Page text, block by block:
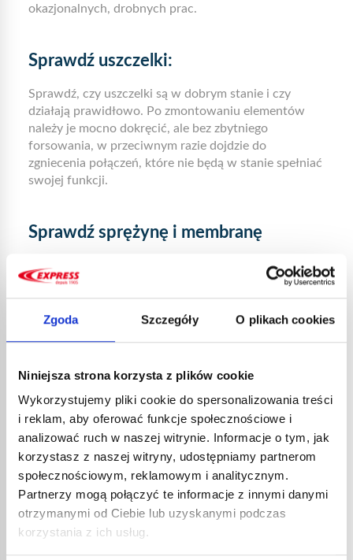
Zgoda Szczegóły O plikach cookies
Niniejsza strona korzysta z plików cookie
Wykorzystujemy pliki cookie do spersonalizowania treści
i reklam, aby oferować funkcje społecznościowe i
analizować ruch w naszej witrynie. Informacje o tym, jak
korzystasz z naszej witryny, udostępniamy partnerom
społecznościowym, reklamowym i analitycznym.
Partnerzy mogą połączyć te informacje z innymi danymi
otrzymanymi od Ciebie lub uzyskanymi podczas
korzystania z ich usług.
okazjonalnych, drobnych prac.
Sprawdź uszczelki:
Sprawdź, czy uszczelki są w dobrym stanie i czy
działają prawidłowo. Po zmontowaniu elementów
należy je mocno dokręcić, ale bez zbytniego
forsowania, w przeciwnym razie dojdzie do
zgniecenia połączeń, które nie będą w stanie spełniać
swojej funkcji.
Sprawdź sprężynę i membranę
Sprężyna i membrana są najsłabszym ogniwem
regulatora bezpieczeństwa. Są one szczególne
delikatne, jeśli pracujesz w ekstremalnie gorących lub
zimnych warunkach. Na przykład zimno ma tendencję
natężenie przepływu gazu staje się niestabilne.
Jeśli butla gazowa zablokowała się w
pozycji bezpieczeństwa
Jeżeli nie możesz już spawać, ponieważ butla gazowa
zacięła się w pozycji bezpieczeństwa,
prawdopodobnie uszkodzony jest zawór, ale być
może to być też membrana i sprężyna. W takim